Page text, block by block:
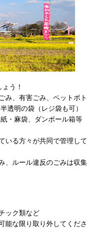
う！
み、有害ごみ、ペットボト
透明の袋（レジ袋も可）
・麻袋、ダンボール箱等
いる方々が共同で管理して
、ルール違反のごみは収集
ック類など
能な限り取り外してくださ